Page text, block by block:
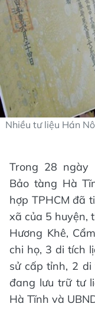
Nhiều tư liệu Hán
Trong 28 ngày
Bảo tàng Hà
hợp TPHCM đã
xã của 5 huyện,
Hương Khê,
chi họ, 3 di tích
sử cấp tỉnh, 2
đang lưu trữ tư
Hà Tĩnh và